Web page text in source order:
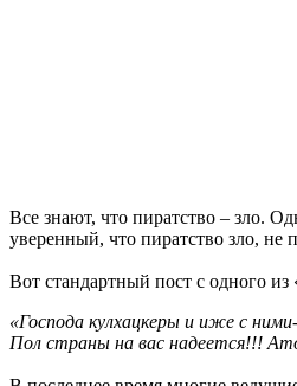
Все знают, что пиратство – зло.
уверенный, что пиратство зло, не
Вот стандартный пост с одного
«Господа кулхацкеры и иже с
Пол страны на вас надеется!!!